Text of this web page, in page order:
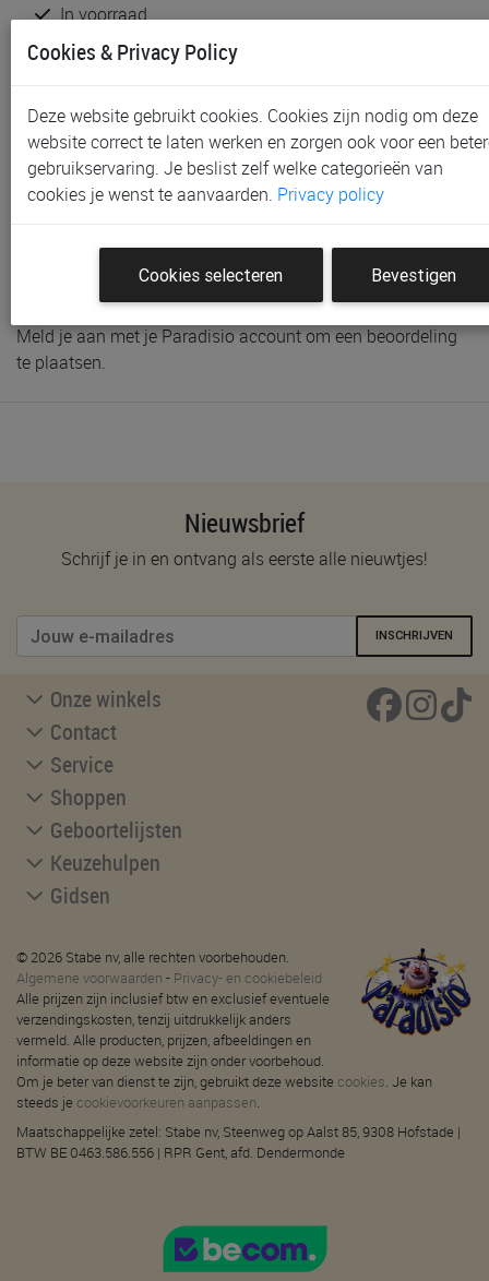
In voorraad
Gratis (en direct) af te halen in onze
Gent, Sint-Niklaas en Waregem
Productinformatie & specificaties
Voorraad bij Paradisio
Klantenbeoordelingen
Schrijf de eerste beoordeling
Meld je aan met je Paradisio account om een beoordeling
te plaatsen.
Nieuwsbrief
Schrijf je in en ontvang als eerste alle nieuwtjes!
INSCHRIJVEN
Onze winkels
Contact
Service
Shoppen
Geboortelijsten
Keuzehulpen
Gidsen
© 2026 Stabe nv, alle rechten voorbehouden.
Algemene voorwaarden - Privacy- en cookiebeleid
Alle prijzen zijn inclusief btw en exclusief eventuele
verzendingskosten, tenzij uitdrukkelijk anders
vermeld. Alle producten, prijzen, afbeeldingen en
informatie op deze website zijn onder voorbehoud.
Om je beter van dienst te zijn, gebruikt deze website cookies. Je kan
steeds je cookievoorkeuren aanpassen.
Maatschappelijke zetel: Stabe nv, Steenweg op Aalst 85, 9308 Hofstade |
BTW BE 0463.586.556 | RPR Gent, afd. Dendermonde
Cookies & Privacy Policy
Deze website gebruikt cookies. Cookies zijn nodig om deze
website correct te laten werken en zorgen ook voor een
gebruikservaring. Je beslist zelf welke categorieën van
cookies je wenst te aanvaarden. Privacy policy
Cookies selecteren Bevestigen